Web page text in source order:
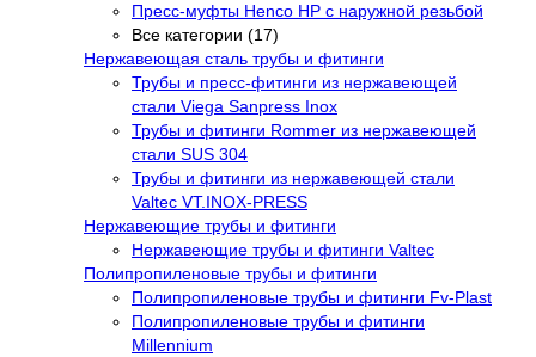
Пресс-муфты Henco НР с наружной резьбой
Все категории (17)
Нержавеющая сталь трубы и фитинги
Трубы и пресс-фитинги из нержавеющей
стали Viega Sanpress Inox
Трубы и фитинги Rommer из нержавеющей
стали SUS 304
Трубы и фитинги из нержавеющей стали
Valtec VT.INOX-PRESS
Нержавеющие трубы и фитинги
Нержавеющие трубы и фитинги Valtec
Полипропиленовые трубы и фитинги
Полипропиленовые трубы и фитинги Fv-Plast
Полипропиленовые трубы и фитинги
Millennium